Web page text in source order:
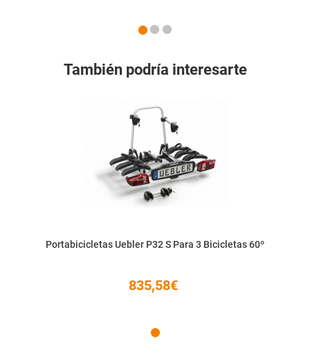
También podría interesarte
Portabicicletas Uebler P32 S Para 3 Bicicletas 60º
835,58€